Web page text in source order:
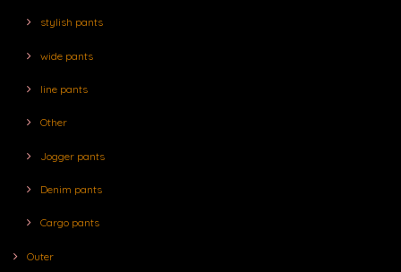
stylish pants
wide pants
line pants
Other
Jogger pants
Denim pants
Cargo pants
Outer